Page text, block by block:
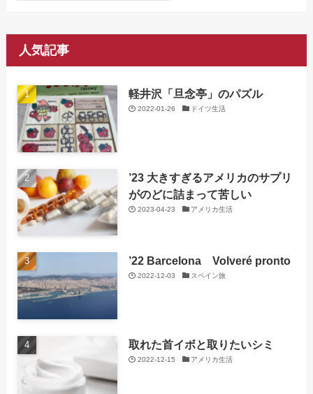
人気記事
軽井沢「旦念亭」のパズル
2022-01-26 ドイツ生活
’23 大きすぎるアメリカのサプリ
がのどに詰まって苦しい
2023-04-23 アメリカ生活
’22 Barcelona Volveré pronto
2022-12-03 スペイン旅
取れた首イボと取りたいシミ
2022-12-15 アメリカ生活